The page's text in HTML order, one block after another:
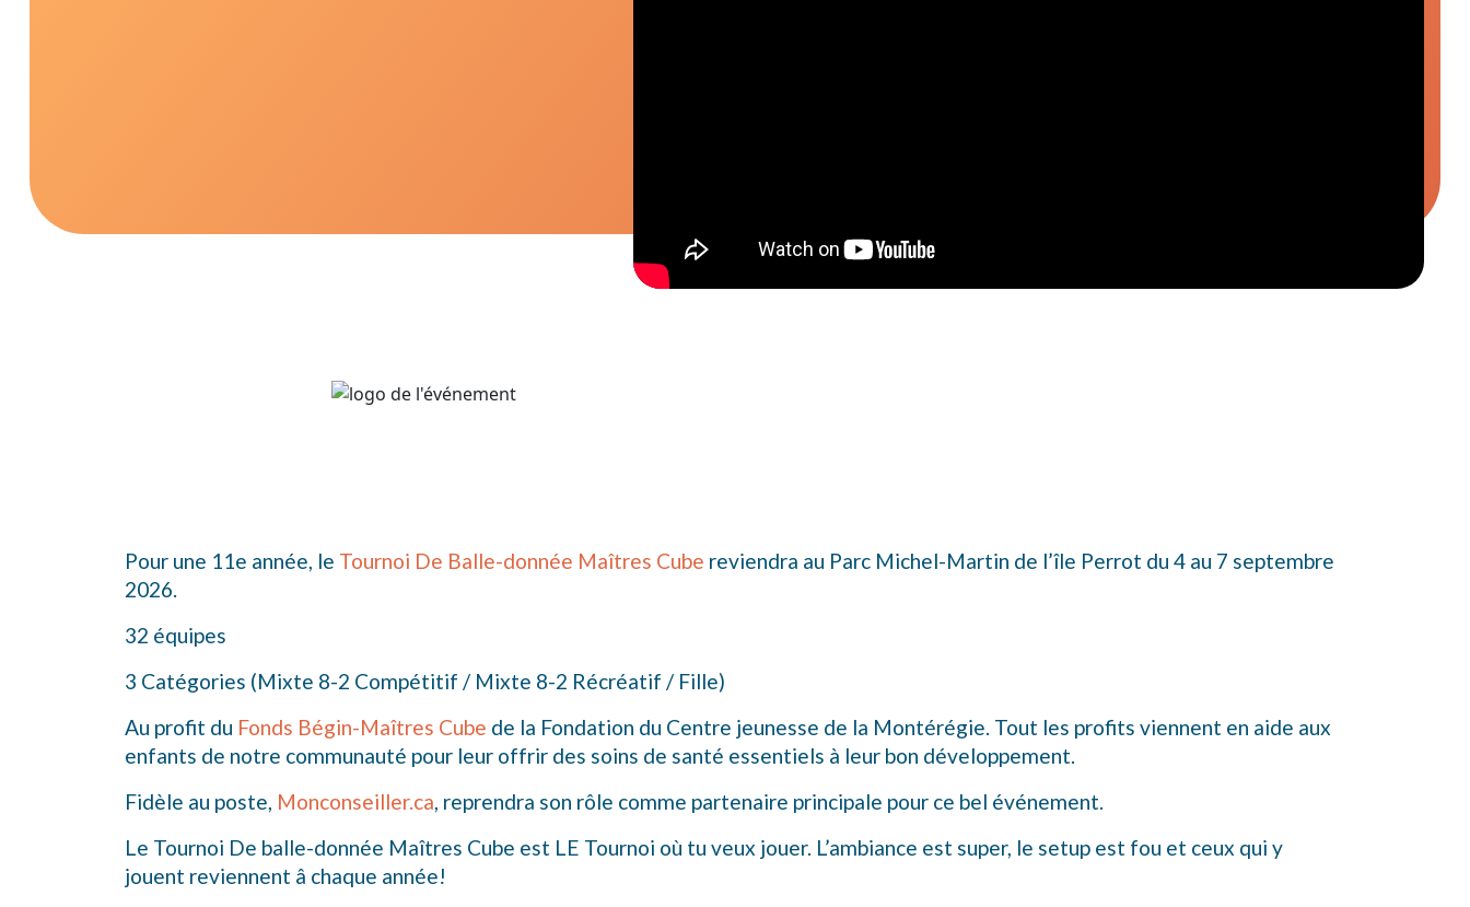
Pour une 11e année, le Tournoi De Balle-donnée Maîtres Cube reviendra au Parc Michel-Martin de l’île Perrot du 4 au 7 septembre
2026.
32 équipes
3 Catégories (Mixte 8-2 Compétitif / Mixte 8-2 Récréatif / Fille)
Au profit du Fonds Bégin-Maîtres Cube de la Fondation du Centre jeunesse de la Montérégie. Tout les profits viennent en aide aux
enfants de notre communauté pour leur offrir des soins de santé essentiels à leur bon développement.
Fidèle au poste, Monconseiller.ca, reprendra son rôle comme partenaire principale pour ce bel événement.
Le Tournoi De balle-donnée Maîtres Cube est LE Tournoi où tu veux jouer. L’ambiance est super, le setup est fou et ceux qui y
jouent reviennent â chaque année!